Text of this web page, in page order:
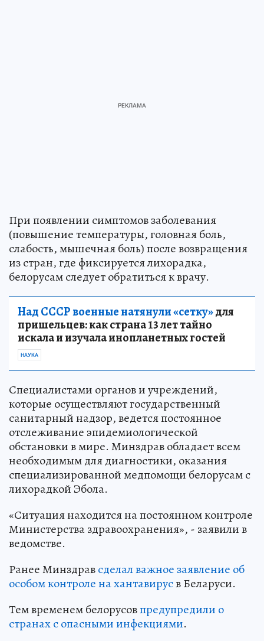
При появлении симптомов заболевания
(повышение температуры, головная боль,
слабость, мышечная боль) после возвращения
из стран, где фиксируется лихорадка,
белорусам следует обратиться к врачу.
Над СССР военные натянули «сетку»для
пришельцев: как страна 13 лет тайно
искала и изучала инопланетных гостей
НАУКА
Специалистами органов и учреждений,
которые осуществляют государственный
санитарный надзор, ведется постоянное
отслеживание эпидемиологической
обстановки в мире. Минздрав обладает всем
необходимым для диагностики, оказания
специализированной медпомощи белорусам с
лихорадкой Эбола.
«Ситуация находится на постоянном контроле
Министерства здравоохранения», - заявили в
ведомстве.
Ранее Минздравсделал важное заявление об
особом контроле на хантавирусв Беларуси.
Тем временем белорусовпредупредили о
странах с опасными инфекциями.